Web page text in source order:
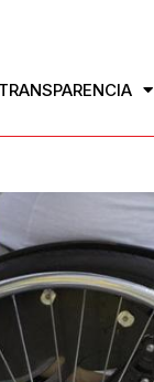
TRANSPARENCIA